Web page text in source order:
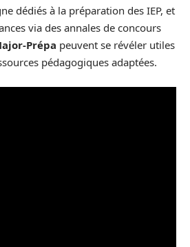
dédiés à la préparation des IEP, et
via des annales de concours
Prépa peuvent se révéler utiles
pédagogiques adaptées.